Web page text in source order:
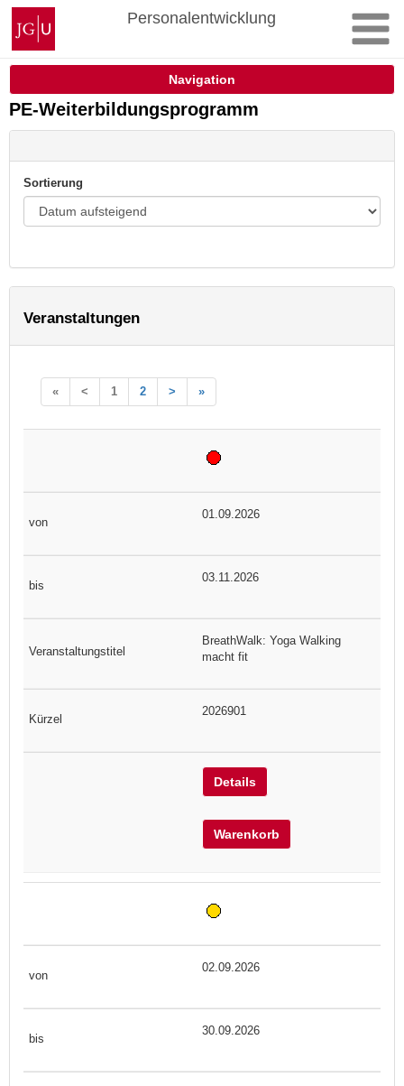
Zum
Inhalt
springen
Johannes
Gutenberg-
Universität
Personalentwicklung
Navigation
PE-Weiterbildungsprogramm
Sortierung
Veranstaltungen
« < 1 2 > »
01.09.2026
03.11.2026
BreathWalk: Yoga Walking
macht fit
2026901
Details
Warenkorb
02.09.2026
30.09.2026